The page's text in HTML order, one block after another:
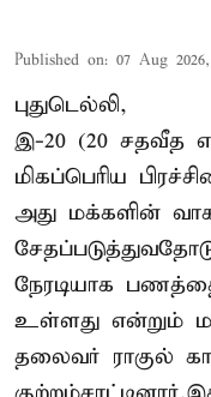
Published on: 07 Aug
புதுடெல்லி,
இ-20 (20 சதவீத
மிகப்பெரிய
அது மக்களின்
நேரடியாக
உள்ளது என்றும்
தலைவர் ராகுல்